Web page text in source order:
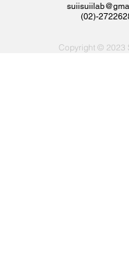
​(02)-
Copyright © 2023